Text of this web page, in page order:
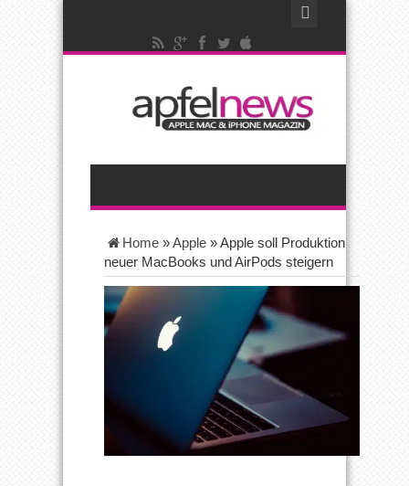
Home »Apple »Apple soll Produktion
neuer MacBooks und AirPods steigern